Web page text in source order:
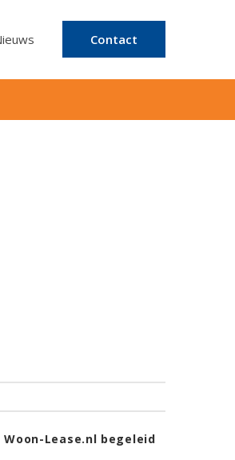
Contact
Lease.nl begeleid